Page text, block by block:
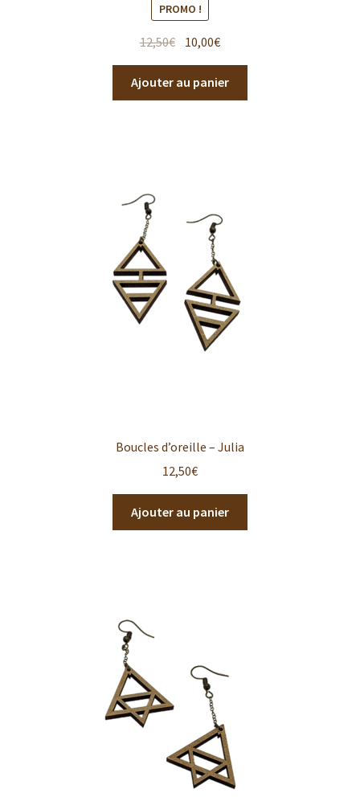
PROMO !
12,50€ 10,00€
Ajouter au panier
Boucles d’oreille – Julia
12,50€
Ajouter au panier